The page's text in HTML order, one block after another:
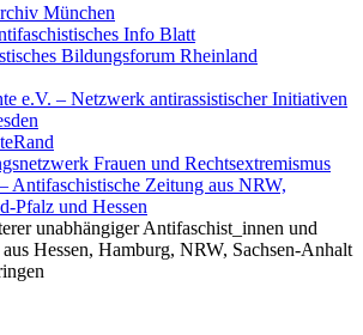
München
Info Blatt
Bildungsforum Rheinland
e.V. – Netzwerk antirassistischer Initiativen
Frauen und Rechtsextremismus
Antifaschistische Zeitung aus NRW,
Pfalz und Hessen
unabhängiger Antifaschist_innen und
Hessen, Hamburg, NRW, Sachsen-Anhalt